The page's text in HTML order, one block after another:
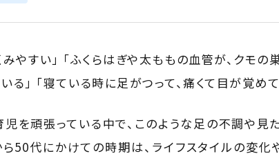
みやすい」 「ふくらはぎや太ももの血管が、クモ
る」 「寝ている時に足がつって、痛くて目が覚めて
を頑張っている中で、このような足の不調や
ら50代にかけての時期は、ライフスタイルの変